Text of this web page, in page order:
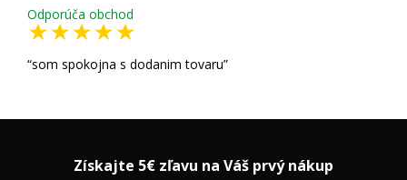
Odporúča obchod
som spokojna s dodanim tovaru
Získajte 5€ zľavu na Váš prvý nákup